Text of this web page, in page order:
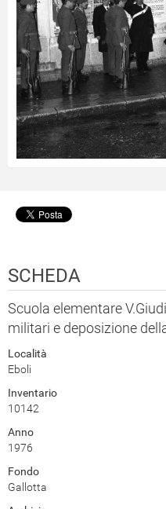
SCHEDA
Scuola elementare
militari e deposizione
Località
Eboli
Inventario
10142
Anno
1976
Fondo
Gallotta